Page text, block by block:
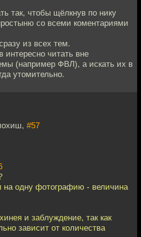
так, чтобы щёлкнув по нику
со всеми коментариями
из всех тем.
интересно читать вне
(например ФВЛ), а искать их в
утомительно.
#57
на одну фотографию - величина
и заблуждение, так как
зависит от количества